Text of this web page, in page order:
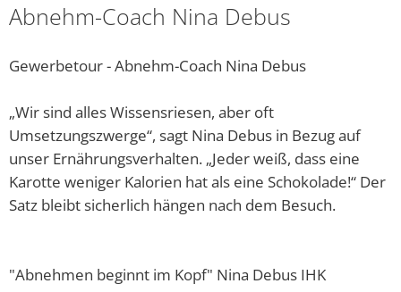
Friedhof
Gewerbetour
Bürgerservice online - Satzungen,
Grillhütte Hungerschied
Evangelische Gemeindebücherei
Veranstaltungen
Unsere Bienenhoheiten
Waldschwimmbad
Vielfalt Rhein-Lahn-Limes
Blaumachen
Soziale Einrichtungen
Freies WLAN
Jugendhaus Hahnenmühle
Vereine
Abfallkalender
Abnehm-Coach Nina Debus
Gewerbetour - Abnehm-Coach Nina Debus
„Wir sind alles Wissensriesen, aber oft
Umsetzungszwerge“, sagt Nina Debus in Bezug auf
unser Ernährungsverhalten. „Jeder weiß, dass eine
Karotte weniger Kalorien hat als eine Schokolade!“ Der
Satz bleibt sicherlich hängen nach dem Besuch.
"Abnehmen beginnt im Kopf" Nina Debus IHK